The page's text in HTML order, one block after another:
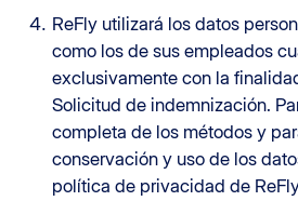
ReFly utilizará los datos
como los de sus empleados
exclusivamente con la
Solicitud de indemnización.
completa de los métodos y
conservación y uso de los
política de privacidad de